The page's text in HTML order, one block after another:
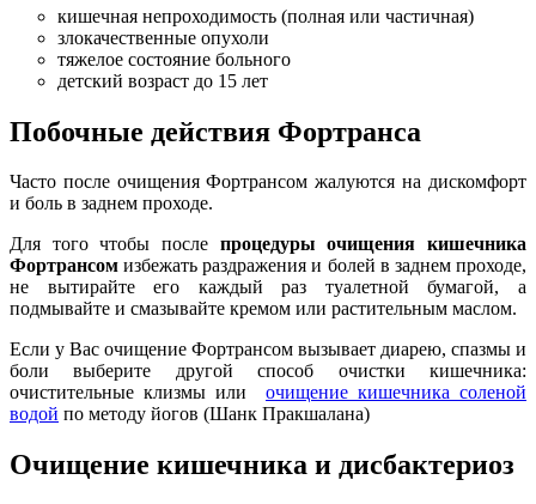
кишечная непроходимость (полная или частичная)
злокачественные опухоли
тяжелое состояние больного
детский возраст до 15 лет
Побочные действия Фортранса
Часто после очищения Фортрансом жалуются на дискомфорт
и боль в заднем проходе.
Для того чтобы после процедуры очищения кишечника
Фортрансом избежать раздражения и болей в заднем проходе,
не вытирайте его каждый раз туалетной бумагой, а
подмывайте и смазывайте кремом или растительным маслом.
Если у Вас очищение Фортрансом вызывает диарею, спазмы и
боли выберите другой способ очистки кишечника:
очистительные клизмы или очищение кишечника соленой
водой по методу йогов (Шанк Пракшалана)
Очищение кишечника и дисбактериоз